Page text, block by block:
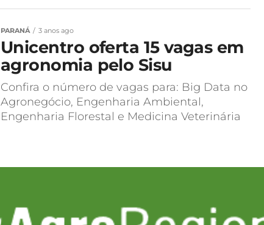
PARANÁ 3 anos ago
Unicentro oferta 15 vagas em
agronomia pelo Sisu
Confira o número de vagas para: Big Data no
Agronegócio, Engenharia Ambiental,
Engenharia Florestal e Medicina Veterinária